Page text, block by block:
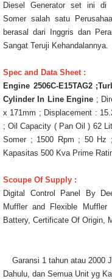
Diesel Generator set ini di
Somer salah satu
berasal dari Inggris dan
Sangat Teruji Kehandalannya.
Spec and Data Sheet :
Engine 2506C-E15TAG2
Cylinder In Line Engine ;
x 171mm ; Displacement :
; Oil Capacity ( Pan Oil ) 62
Somer ; 1500 Rpm ; 50 Hz
Kapasitas 500 Kva Prime
Scoupe Of Supply :
Digital Control Panel By
Muffler and Flexible
Battery, Certificate Of Origin,
Garansi 1 tahun atau 2000
Dahulu, dan Semua Unit yg